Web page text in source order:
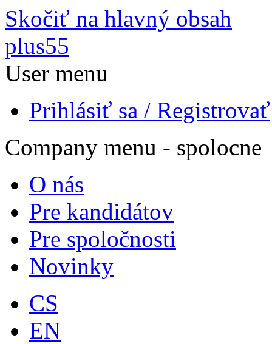
Skočiť na hlavný obsah
plus55
User menu
Prihlásiť sa / Registrovať
Company menu - spolocne
O nás
Pre kandidátov
Pre spoločnosti
Novinky
CS
EN